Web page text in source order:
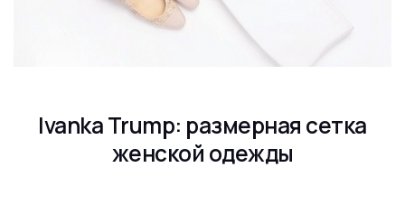
Ivanka Trump: размерная сетка
женской одежды